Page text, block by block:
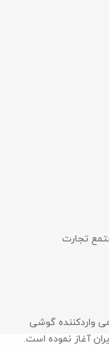
تجارت
وارد‌کننده گوشی
آغاز نموده است.